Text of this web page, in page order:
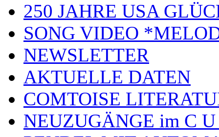
250 JAHRE USA
SONG VIDEO
NEWSLETTER
AKTUELLE DATEN
COMTOISE
NEUZUGÄNGE im C